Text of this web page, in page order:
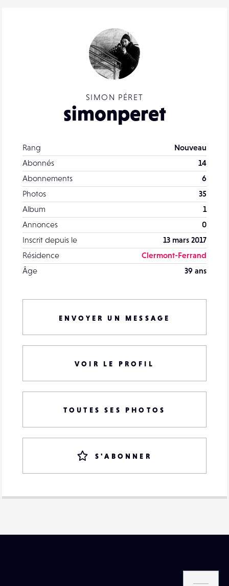
SIMON PÉRET
simonperet
Rang
Nouveau
Abonnés
14
Abonnements
6
Photos
35
Album
1
Annonces
0
Inscrit depuis le
13 mars 2017
Résidence
Clermont-Ferrand
Âge
39 ans
ENVOYER UN MESSAGE
VOIR LE PROFIL
TOUTES SES PHOTOS
S'ABONNER